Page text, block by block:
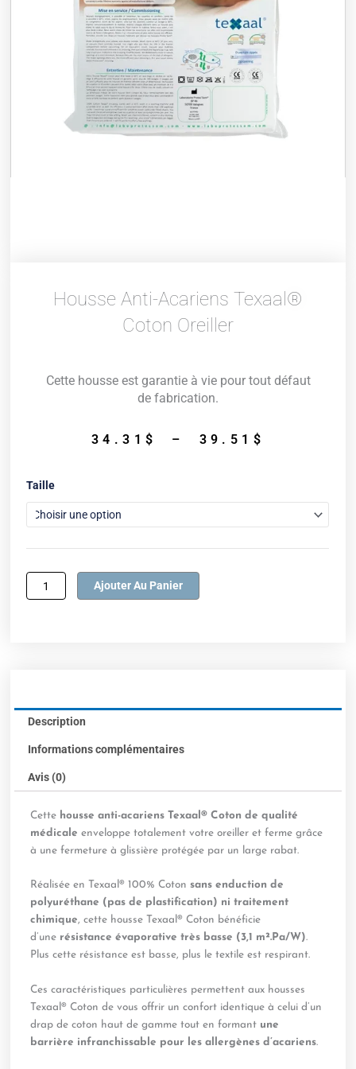
Housse Anti-Acariens Texaal®
Coton Oreiller
Cette housse est garantie à vie pour tout défaut
de fabrication.
34.31$ – 39.51 $
39.51$
Taille
quantité
de
Housse
acariens
Texaal®
Coton
Ajouter Au Panier
Description
Informations complémentaires
Avis (0)
Cette housse anti-acariens Texaal® Coton de qualité
médicale enveloppe totalement votre oreiller et ferme grâce
à une fermeture à glissière protégée par un large rabat.
Réalisée en Texaal® 100% Coton sans enduction de
polyuréthane (pas de plastification) ni traitement
chimique, cette housse Texaal® Coton bénéficie
d’une résistance évaporative très basse (3,1 m².Pa/W).
Plus cette résistance est basse, plus le textile est respirant.
Ces caractéristiques particulières permettent aux housses
Texaal® Coton de vous offrir un confort identique à celui d’un
drap de coton haut de gamme tout en formant une
barrière infranchissable pour les allergènes d’acariens.